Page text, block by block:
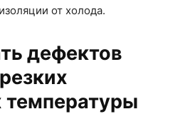
от холода.
дефектов
температуры